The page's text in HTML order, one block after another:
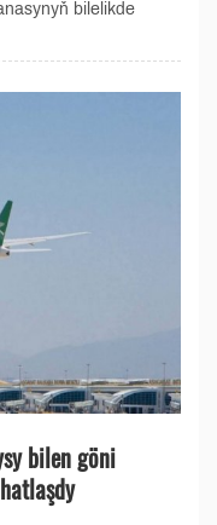
bilelikde
bilen göni